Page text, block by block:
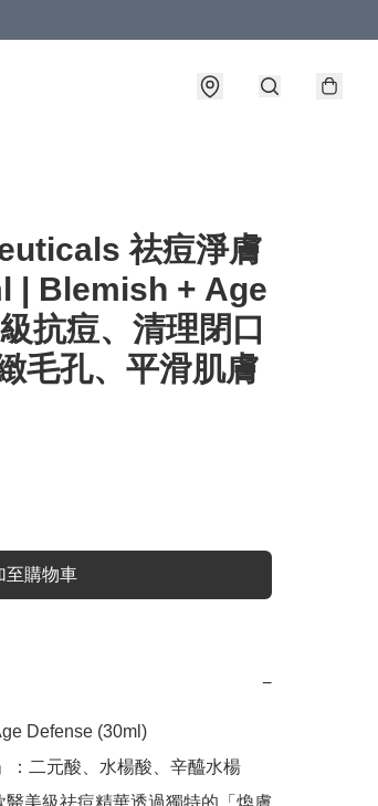
祛痘淨膚
| Blemish + Age
抗痘、清理閉口
毛孔、平滑肌膚
至購物車
−
Defense (30ml)
：二元酸、水楊酸、辛醯水楊
美級祛痘精華透過獨特的「煥膚